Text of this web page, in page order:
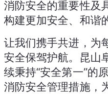
消防安全的重要性及
构建更加安全、和谐
让我们携手共进，为
安全保驾护航。昆山
续秉持“安全第一”的
消防安全管理措施，